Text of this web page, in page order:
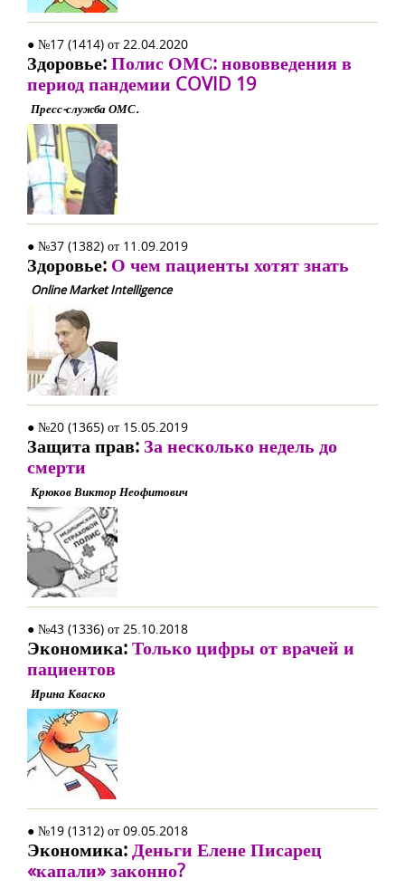
● №17 (1414) от 22.04.2020
Здоровье:Полис ОМС: нововведения в
период пандемии COVID 19
Пресс-служба ОМС.
● №37 (1382) от 11.09.2019
Здоровье: О чем пациенты хотят знать
Online Market Intelligence
● №20 (1365) от 15.05.2019
Защита прав: За несколько недель до
смерти
Крюков Виктор Неофитович
● №43 (1336) от 25.10.2018
Экономика:Только цифры от врачей и
пациентов
Ирина Кваско
● №19 (1312) от 09.05.2018
Экономика:Деньги Елене Писарец
«капали» законно?